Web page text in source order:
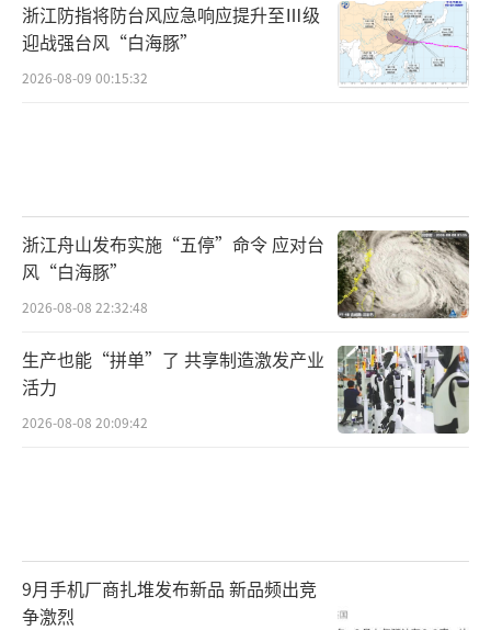
浙江防指将防台风应急响应提升至Ⅲ级
迎战强台风“白海豚”
2026-08-09 00:15:32
浙江舟山发布实施“五停”命令 应对台
风“白海豚”
2026-08-08 22:32:48
生产也能“拼单”了 共享制造激发产业
活力
2026-08-08 20:09:42
9月手机厂商扎堆发布新品 新品频出竞
争激烈